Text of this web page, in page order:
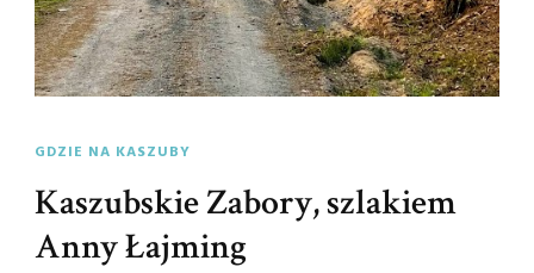
GDZIE NA KASZUBY
Kaszubskie Zabory, szlakiem
Anny Łajming